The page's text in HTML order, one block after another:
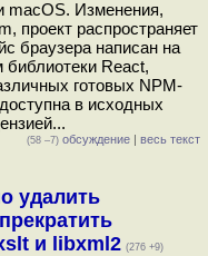
macOS. Изменения,
проект распространяет
браузера написан на
React,
готовых NPM-
в исходных
(58 –7) обсуждение | весь текст
удалить
и libxml2 (276 +9)